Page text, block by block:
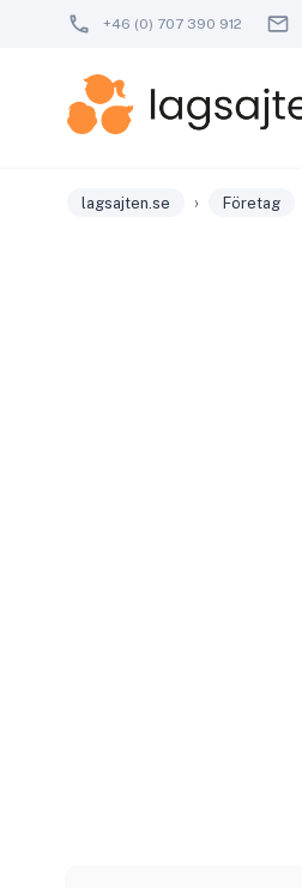
+46 (0) 707 390 912
lagsajten.se › Företag